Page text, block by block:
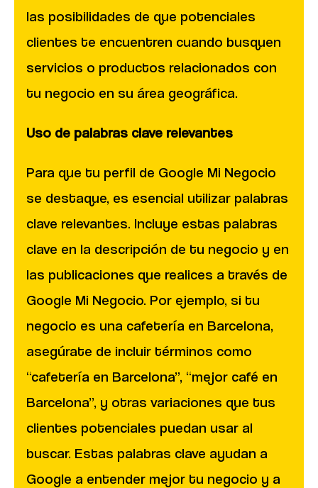
las posibilidades de que potenciales
clientes te encuentren cuando busquen
servicios o productos relacionados con
tu negocio en su área geográfica.
Uso de palabras clave relevantes
Para que tu perfil de Google Mi Negocio
se destaque, es esencial utilizar palabras
clave relevantes. Incluye estas palabras
clave en la descripción de tu negocio y en
las publicaciones que realices a través de
Google Mi Negocio. Por ejemplo, si tu
negocio es una cafetería en Barcelona,
asegúrate de incluir términos como
“cafetería en Barcelona”, “mejor café en
Barcelona”, y otras variaciones que tus
clientes potenciales puedan usar al
buscar. Estas palabras clave ayudan a
Google a entender mejor tu negocio y a